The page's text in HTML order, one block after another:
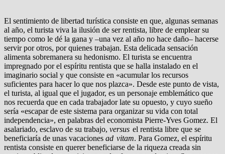
El sentimiento de libertad turística consiste en que, algunas semanas
al año, el turista viva la ilusión de ser rentista, libre de emplear su
tiempo como le dé la gana y –una vez al año no hace daño– hacerse
servir por otros, por quienes trabajan. Esta de­licada sensación
alimenta sobremanera su hedonismo. El tu­rista se encuentra
impregnado por el espíritu rentista que se halla instalado en el
imaginario social y que consiste en «acu­mular los recursos
suficientes para hacer lo que nos plazca». Desde este punto de vista,
el turista, al igual que el jugador, es un personaje emblemático que
nos recuerda que en cada tra­bajador late su opuesto, y cuyo sueño
sería «escapar de este sis­tema para organizar su vida con total
independencia», en pala­bras del economista Pierre-Yves Gomez. El
asalariado, esclavo de su trabajo, versus el rentista libre que se
beneficiaría de unas vacaciones ad vitam. Para Gomez, el espíritu
rentista consiste en querer beneficiarse de la riqueza creada sin